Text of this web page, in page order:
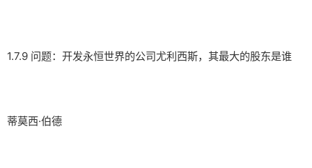
1.7.9 问题：开发永恒世界的公司尤利西斯，其最大的股东是谁
蒂莫西·伯德